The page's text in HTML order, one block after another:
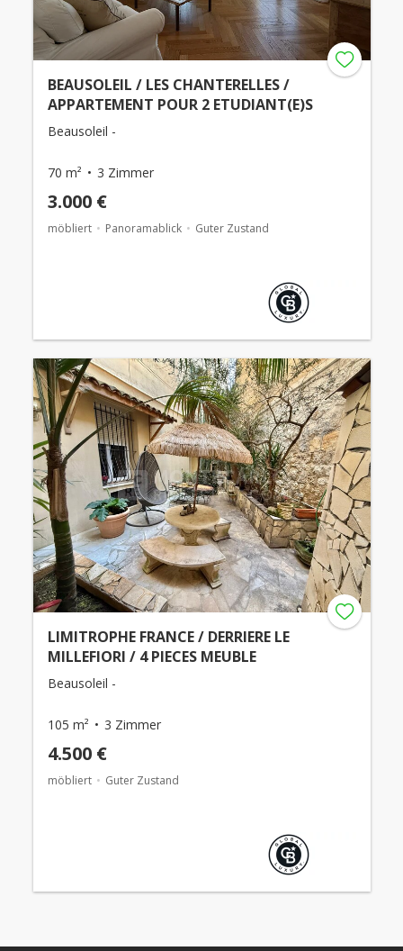
BEAUSOLEIL / LES CHANTERELLES /
APPARTEMENT POUR 2 ETUDIANT(E)S
Beausoleil -
70 m² 3 Zimmer
3.000 €
möbliert Panoramablick Guter Zustand
LIMITROPHE FRANCE / DERRIERE LE
MILLEFIORI / 4 PIECES MEUBLE
Beausoleil -
105 m² 3 Zimmer
4.500 €
möbliert Guter Zustand